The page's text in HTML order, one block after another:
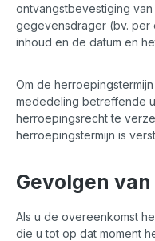
ontvangstbevestiging
gegevensdrager (bv. per
inhoud en de datum en
Om de
mededeling betreffende
herroepingsrecht te
herroepingstermijn is
Gevolgen
Als u de overeenkomst
die u tot op dat moment